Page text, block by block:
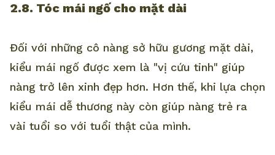
2.8. Tóc mái ngố cho mặt dài
Đối với những cô nàng sở hữu gương mặt dài,
kiểu mái ngố được xem là "vị cứu tinh" giúp
nàng trở lên xinh đẹp hơn. Hơn thế, khi lựa chọn
kiểu mái dễ thương này còn giúp nàng trẻ ra
vài tuổi so với tuổi thật của mình.